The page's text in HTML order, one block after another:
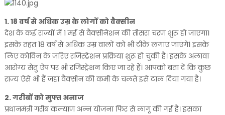
1. 18 वर्ष से अधिक उम्र के लोगों को वैक्सीन
देश के कई राज्यों में 1 मई से वैक्सीनेशन की तीसरा चरण शुरू हो जाएगा।
इसके तहत 18 वर्ष से अधिक उम्र वालों को भी टीके लगाए जाएंगे। इसके
लिए कोविन के जरिए रजिस्ट्रेशन प्रक्रिया शुरू हो चुकी है। इसके अलावा
आरोग्य सेतु ऐप पर भी रजिस्ट्रेशन किए जा रहे हैं। आपको बता दें कि कुछ
राज्य ऐसे भी हैं जहां वैक्सीन की कमी के चलते इसे टाल दिया गया है।
2. गरीबों को मुफ्त अनाज
प्रधानमंत्री गरीब कल्याण अन्न योजना फिर से लागू की गई है। इसका